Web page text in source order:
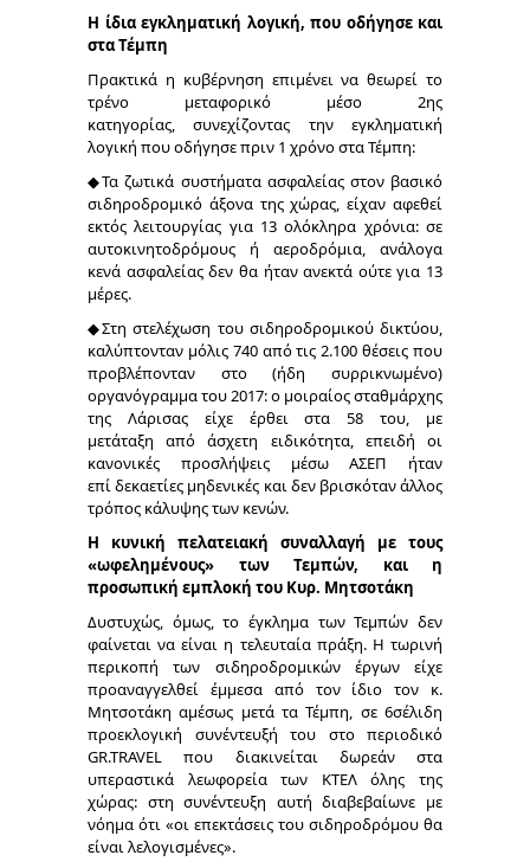
Η ίδια εγκληματική λογική, που οδήγησε και
στα Τέμπη
Πρακτικά η κυβέρνηση επιμένει να θεωρεί το
τρένο μεταφορικό μέσο 2ης
κατηγορίας, συνεχίζοντας την εγκληματική
λογική που οδήγησε πριν 1 χρόνο στα Τέμπη:
◆Τα ζωτικά συστήματα ασφαλείας στον βασικό
σιδηροδρομικό άξονα της χώρας, είχαν αφεθεί
εκτός λειτουργίας για 13 ολόκληρα χρόνια: σε
αυτοκινητοδρόμους ή αεροδρόμια, ανάλογα
κενά ασφαλείας δεν θα ήταν ανεκτά ούτε για 13
μέρες.
◆Στη στελέχωση του σιδηροδρομικού δικτύου,
καλύπτονταν μόλις 740 από τις 2.100 θέσεις που
προβλέπονταν στο (ήδη συρρικνωμένο)
οργανόγραμμα του 2017: ο μοιραίος σταθμάρχης
της Λάρισας είχε έρθει στα 58 του, με
μετάταξη από άσχετη ειδικότητα, επειδή οι
κανονικές προσλήψεις μέσω ΑΣΕΠ ήταν
επί δεκαετίες μηδενικές και δεν βρισκόταν άλλος
τρόπος κάλυψης των κενών.
Η κυνική πελατειακή συναλλαγή με τους
«ωφελημένους» των Τεμπών, και η
προσωπική εμπλοκή του Κυρ. Μητσοτάκη
Δυστυχώς, όμως, το έγκλημα των Τεμπών δεν
φαίνεται να είναι η τελευταία πράξη. Η τωρινή
περικοπή των σιδηροδρομικών έργων είχε
προαναγγελθεί έμμεσα από τον ίδιο τον κ.
Μητσοτάκη αμέσως μετά τα Τέμπη, σε 6σέλιδη
προεκλογική συνέντευξή του στο περιοδικό
GR.TRAVEL που διακινείται δωρεάν στα
υπεραστικά λεωφορεία των ΚΤΕΛ όλης της
χώρας: στη συνέντευξη αυτή διαβεβαίωνε με
νόημα ότι «οι επεκτάσεις του σιδηροδρόμου θα
είναι λελογισμένες».